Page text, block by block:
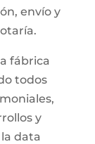
envío y
fábrica
todos
y
data